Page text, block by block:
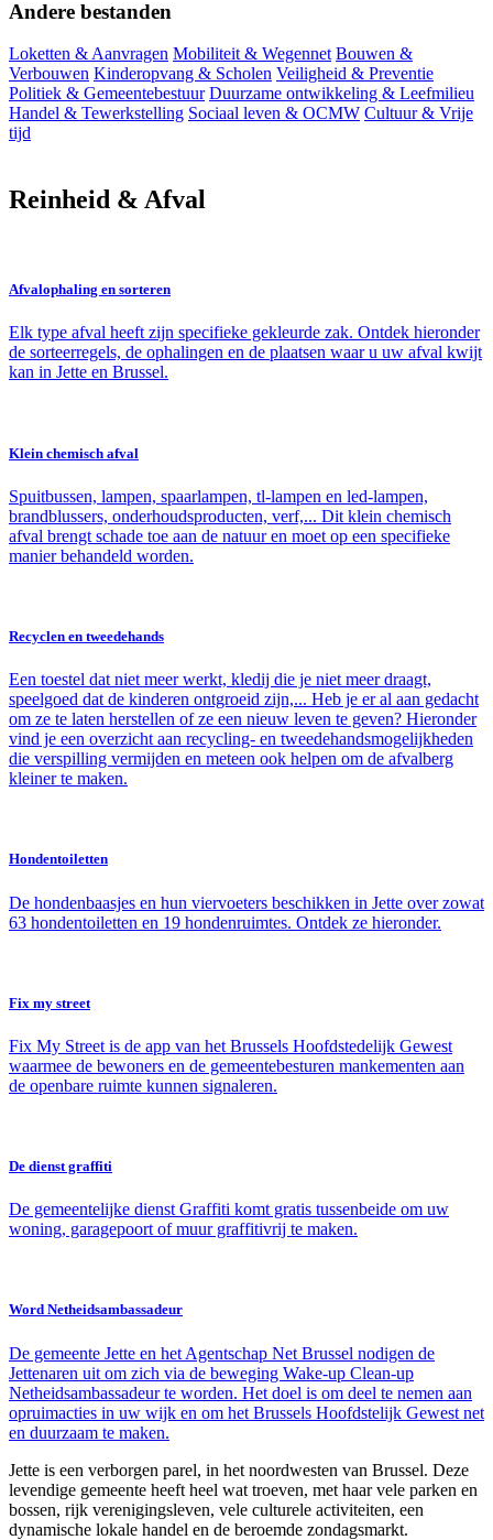
Andere bestanden
Loketten & Aanvragen Mobiliteit & Wegennet Bouwen &
Verbouwen Kinderopvang & Scholen Veiligheid & Preventie
Politiek & Gemeentebestuur Duurzame ontwikkeling & Leefmilieu
Handel & Tewerkstelling Sociaal leven & OCMW Cultuur & Vrije
tijd
Reinheid & Afval
Afvalophaling en sorteren
Elk type afval heeft zijn specifieke gekleurde zak. Ontdek hieronder
de sorteerregels, de ophalingen en de plaatsen waar u uw afval kwijt
kan in Jette en Brussel.
Klein chemisch afval
Spuitbussen, lampen, spaarlampen, tl-lampen en led-lampen,
brandblussers, onderhoudsproducten, verf,... Dit klein chemisch
afval brengt schade toe aan de natuur en moet op een specifieke
manier behandeld worden.
Recyclen en tweedehands
Een toestel dat niet meer werkt, kledij die je niet meer draagt,
speelgoed dat de kinderen ontgroeid zijn,... Heb je er al aan gedacht
om ze te laten herstellen of ze een nieuw leven te geven? Hieronder
vind je een overzicht aan recycling- en tweedehandsmogelijkheden
die verspilling vermijden en meteen ook helpen om de afvalberg
kleiner te maken.
Hondentoiletten
De hondenbaasjes en hun viervoeters beschikken in Jette over zowat
63 hondentoiletten en 19 hondenruimtes. Ontdek ze hieronder.
Fix my street
Fix My Street is de app van het Brussels Hoofdstedelijk Gewest
waarmee de bewoners en de gemeentebesturen mankementen aan
de openbare ruimte kunnen signaleren.
De dienst graffiti
De gemeentelijke dienst Graffiti komt gratis tussenbeide om uw
woning, garagepoort of muur graffitivrij te maken.
Word Netheidsambassadeur
De gemeente Jette en het Agentschap Net Brussel nodigen de
Jettenaren uit om zich via de beweging Wake-up Clean-up
Netheidsambassadeur te worden. Het doel is om deel te nemen aan
opruimacties in uw wijk en om het Brussels Hoofdstelijk Gewest net
en duurzaam te maken.
Jette is een verborgen parel, in het noordwesten van Brussel. Deze
levendige gemeente heeft heel wat troeven, met haar vele parken en
bossen, rijk verenigingsleven, vele culturele activiteiten, een
dynamische lokale handel en de beroemde zondagsmarkt.